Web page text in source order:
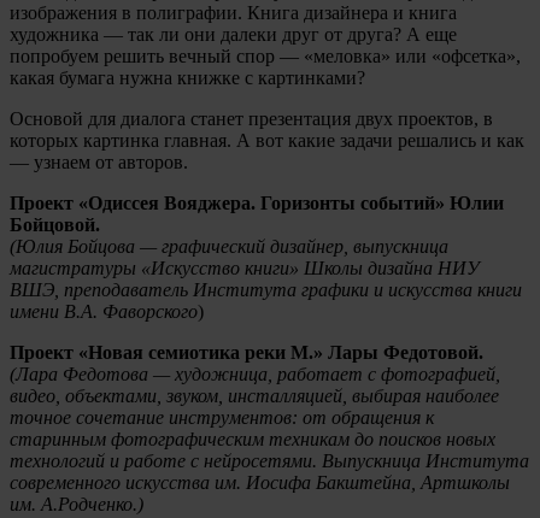
изображения в полиграфии. Книга дизайнера и книга
художника — так ли они далеки друг от друга? А еще
попробуем решить вечный спор — «меловка» или «офсетка»,
какая бумага нужна книжке с картинками?
Основой для диалога станет презентация двух проектов, в
которых картинка главная. А вот какие задачи решались и как
— узнаем от авторов.
Проект «Одиссея Вояджера. Горизонты событий» Юлии
Бойцовой.
(Юлия Бойцова — графический дизайнер, выпускница
магистратуры «Искусство книги» Школы дизайна НИУ
ВШЭ, преподаватель Института графики и искусства книги
имени В.А. Фаворского)
Проект «Новая семиотика реки М.» Лары Федотовой.
(Лара Федотова — художница, работает с фотографией,
видео, объектами, звуком, инсталляцией, выбирая наиболее
точное сочетание инструментов: от обращения к
старинным фотографическим техникам до поисков новых
технологий и работе с нейросетями. Выпускница Института
современного искусства им. Иосифа Бакштейна, Артшколы
им. А.Родченко. )